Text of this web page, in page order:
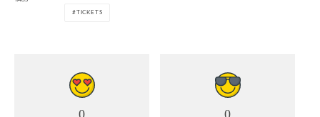
TICKETS